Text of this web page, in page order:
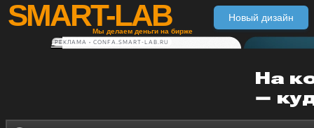
SMART-LAB
Мы делаем деньги на бирже
Новый дизайн
РЕКЛАМА • CONFA.SMART-LAB.RU